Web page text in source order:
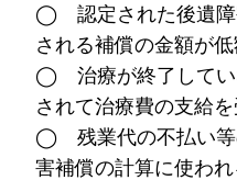
◯ 認定された後遺障
される補償の金額が
◯ 治療が終了してい
されて治療費の支給
◯ 残業代の不払い等
害補償の計算に使わ